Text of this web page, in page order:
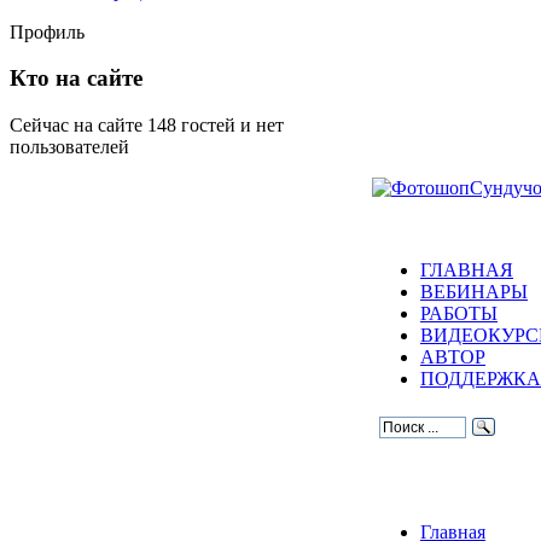
Профиль
Кто на сайте
Сейчас на сайте 148 гостей и нет
пользователей
ГЛАВНАЯ
ВЕБИНАРЫ
РАБОТЫ
АВТОР
ПОДДЕРЖКА
Главная